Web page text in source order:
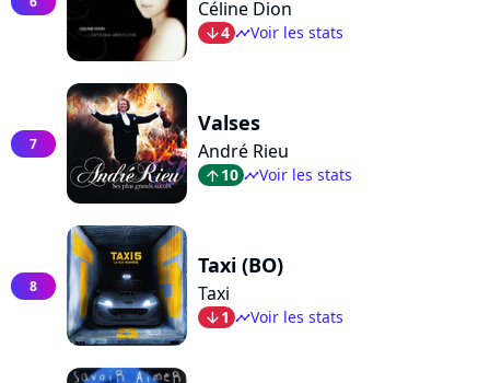
Céline Dion
arrow_bot4 timelineVoir les stats
7
Valses
André Rieu
arrow_top10 timelineVoir les stats
8
Taxi (BO)
Taxi
arrow_bot1 timelineVoir les stats